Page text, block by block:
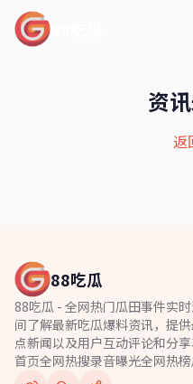
资
返
88吃瓜
88吃瓜 - 全网热门瓜田事件实
间了解最新吃瓜爆料资讯，提
点新闻以及用户互动评论和分
首页全网热搜录音曝光全网热榜